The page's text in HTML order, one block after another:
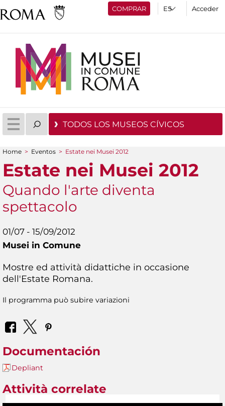
COMPRAR Acceder
TODOS LOS MUSEOS CÍVICOS
You are here
Home > Eventos > Estate nei Musei 2012
Estate nei Musei 2012
Quando l'arte diventa
spettacolo
01/07 - 15/09/2012
Musei in Comune
Mostre ed attività didattiche in occasione
dell'Estate Romana.
Il programma può subire variazioni
Documentación
Depliant
Attività correlate